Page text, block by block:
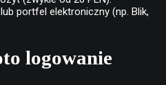
portfel elektroniczny (np. Blik,
logowanie